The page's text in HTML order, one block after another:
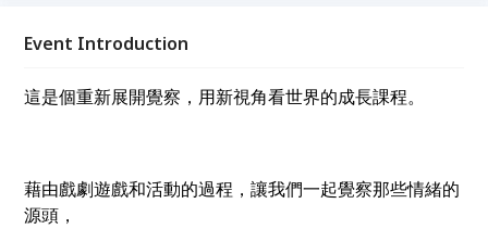
在吧！
Event Introduction
這是個重新展開覺察，用新視角看世界的成長課程。
藉由戲劇遊戲和活動的過程，讓我們一起覺察那些情緒的
源頭，